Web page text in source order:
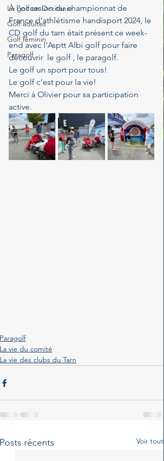
Le golf en Occitanie
Golf adultes
Golf féminin
Paragolf
À l’occasion du championnat de
France d’athlétisme handisport 2024, le
CD golf du tarn était présent ce week-
end avec l’Asptt Albi golf pour faire
découvrir  le golf , le paragolf.
Le golf un sport pour tous!
Le golf c’est pour la vie!
Merci à Olivier pour sa participation
active.
Paragolf
La vie du comité
La vie des clubs du Tarn
Posts récents Voir tout